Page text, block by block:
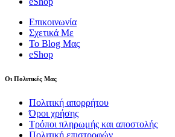
Επικοινωνία
Σχετικά Με
Το Blog Μας
eShop
Οι Πολιτικές Μας
Πολιτική απορρήτου
Όροι χρήσης
Τρόποι πληρωμής και αποστολής